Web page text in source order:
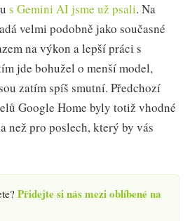
s Gemini AI jsme už psali. Na
velmi podobně jako současné
na výkon a lepší práci s
jde bohužel o menší model,
zatím spíš smutní. Předchozí
Google Home byly totiž vhodné
než pro poslech, který by vás
Přidejte si nás mezi oblíbené na